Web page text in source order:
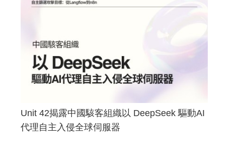
Unit 42揭露中國駭客組織以 DeepSeek 驅動AI
代理自主入侵全球伺服器